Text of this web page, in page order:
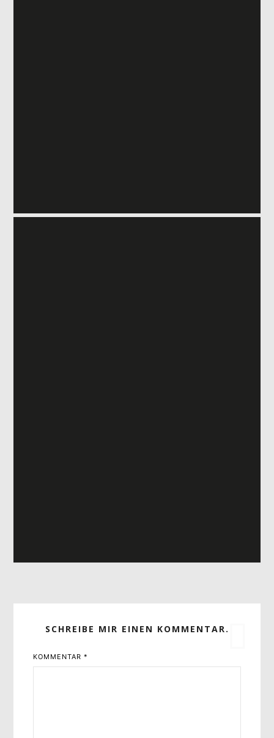
SCHREIBE MIR EINEN KOMMENTAR.
KOMMENTAR*